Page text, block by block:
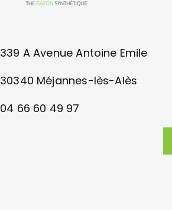
339 A Avenue Antoine Emile
30340 Méjannes-lès-Alès
04 66 60 49 97